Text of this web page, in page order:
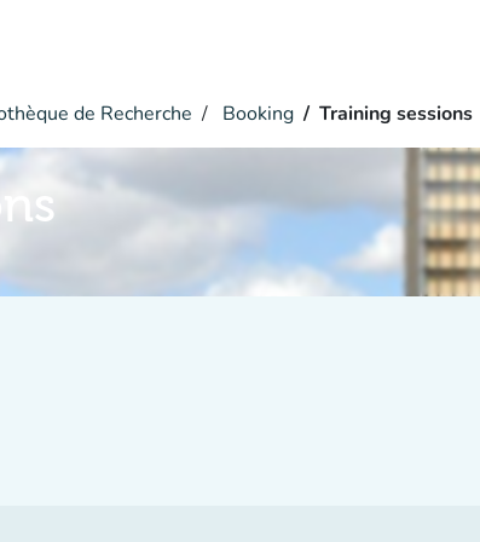
de Recherche Booking Training sessions